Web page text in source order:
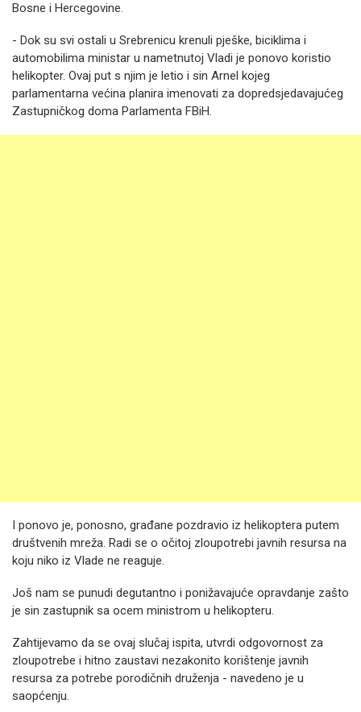
Bosne i Hercegovine.
- Dok su svi ostali u Srebrenicu krenuli pješke, biciklima i
automobilima ministar u nametnutoj Vladi je ponovo koristio
helikopter. Ovaj put s njim je letio i sin Arnel kojeg
parlamentarna većina planira imenovati za dopredsjedavajućeg
Zastupničkog doma Parlamenta FBiH.
I ponovo je, ponosno, građane pozdravio iz helikoptera putem
društvenih mreža. Radi se o očitoj zloupotrebi javnih resursa na
koju niko iz Vlade ne reaguje.
Još nam se punudi degutantno i ponižavajuće opravdanje zašto
je sin zastupnik sa ocem ministrom u helikopteru.
Zahtijevamo da se ovaj slučaj ispita, utvrdi odgovornost za
zloupotrebe i hitno zaustavi nezakonito korištenje javnih
resursa za potrebe porodičnih druženja - navedeno je u
saopćenju.